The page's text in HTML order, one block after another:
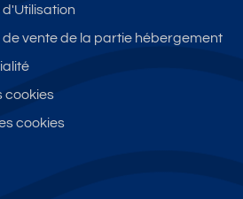
vente de la partie hébergement
cookies
cookies